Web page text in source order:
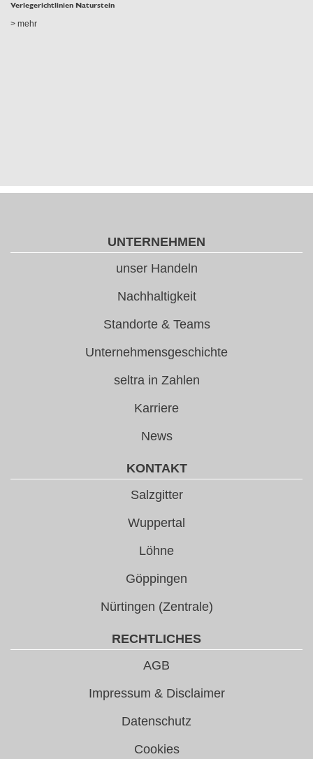
Verlegerichtlinien Naturstein
> mehr
UNTERNEHMEN
unser Handeln
Nachhaltigkeit
Standorte & Teams
Unternehmensgeschichte
seltra in Zahlen
Karriere
News
KONTAKT
Salzgitter
Wuppertal
Löhne
Göppingen
Nürtingen (Zentrale)
RECHTLICHES
AGB
Impressum & Disclaimer
Datenschutz
Cookies